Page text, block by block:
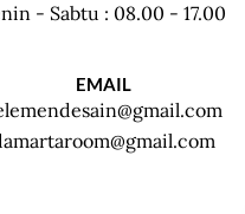
- Sabtu : 08.00 - 17.00
EMAIL